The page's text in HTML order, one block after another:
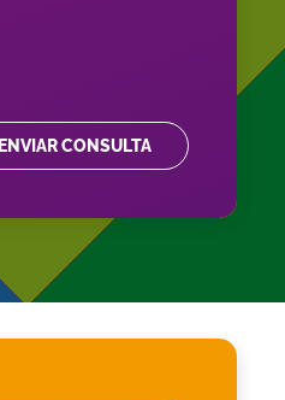
ENVIAR CONSULTA